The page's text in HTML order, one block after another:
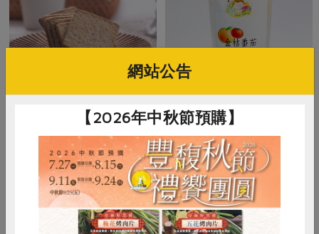
常溫
金桔番茄沙拉醬-250g
250公克(±4.5%)
奶素 冷藏
$82
網站公告
【2026年中秋節預購】